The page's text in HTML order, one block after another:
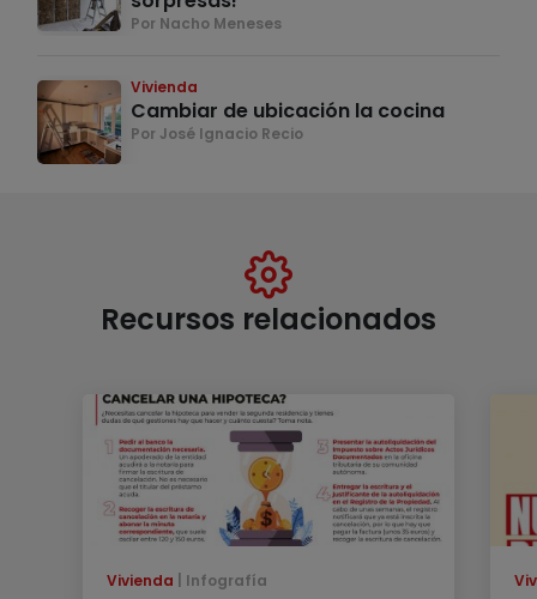
Por Nacho Meneses
Vivienda
Cambiar de ubicación la cocina
Por José Ignacio Recio
Recursos relacionados
Vivienda Infografía